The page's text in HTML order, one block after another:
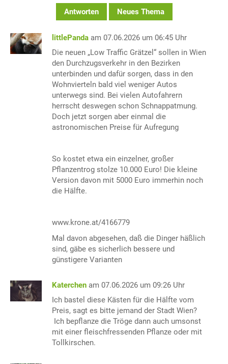
Antworten Neues Thema
littlePanda am 07.06.2026 um 06:45 Uhr
Die neuen „Low Traffic Grätzel“ sollen in Wien
den Durchzugsverkehr in den Bezirken
unterbinden und dafür sorgen, dass in den
Wohnvierteln bald viel weniger Autos
unterwegs sind. Bei vielen Autofahrern
herrscht deswegen schon Schnappatmung.
Doch jetzt sorgen aber einmal die
astronomischen Preise für Aufregung
So kostet etwa ein einzelner, großer
Pflanzentrog stolze 10.000 Euro! Die kleine
Version davon mit 5000 Euro immerhin noch
die Hälfte.
www.krone.at/4166779
Mal davon abgesehen, daß die Dinger häßlich
sind, gäbe es sicherlich bessere und
günstigere Varianten
Katerchen am 07.06.2026 um 09:26 Uhr
Ich bastel diese Kästen für die Hälfte vom
Preis, sagt es bitte jemand der Stadt Wien?
Ich bepflanze die Tröge dann auch umsonst
mit einer fleischfressenden Pflanze oder mit
Tollkirschen.